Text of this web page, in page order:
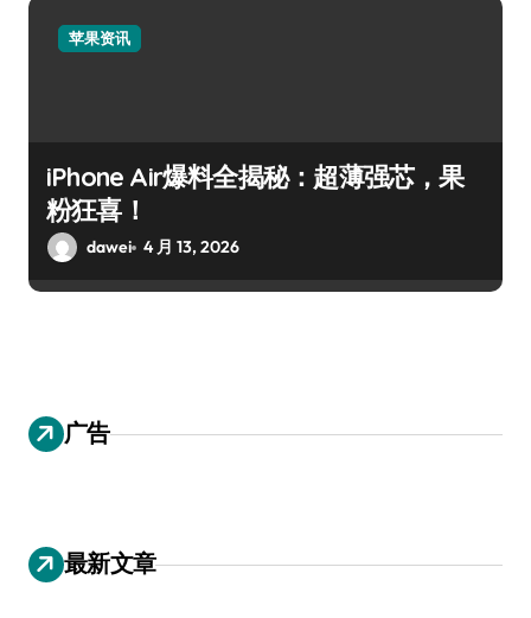
苹果资讯
iPhone Air爆料全揭秘：超薄强芯，果
粉狂喜！
dawei 4 月 13, 2026
广告
最新文章